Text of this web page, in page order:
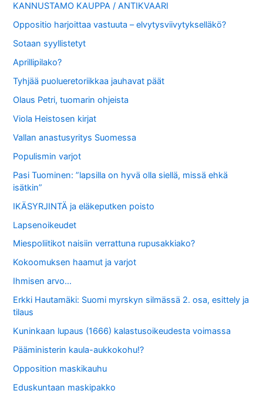
KANNUSTAMO KAUPPA / ANTIKVAARI
Oppositio harjoittaa vastuuta – elvytysviivytykselläkö?
Sotaan syyllistetyt
Aprillipilako?
Tyhjää puolueretoriikkaa jauhavat päät
Olaus Petri, tuomarin ohjeista
Viola Heistosen kirjat
Vallan anastusyritys Suomessa
Populismin varjot
Pasi Tuominen: ”lapsilla on hyvä olla siellä, missä ehkä
isätkin”
IKÄSYRJINTÄ ja eläkeputken poisto
Lapsenoikeudet
Miespoliitikot naisiin verrattuna rupusakkiako?
Kokoomuksen haamut ja varjot
Ihmisen arvo…
Erkki Hautamäki: Suomi myrskyn silmässä 2. osa, esittely ja
tilaus
Kuninkaan lupaus (1666) kalastusoikeudesta voimassa
Pääministerin kaula-aukkokohu!?
Opposition maskikauhu
Eduskuntaan maskipakko